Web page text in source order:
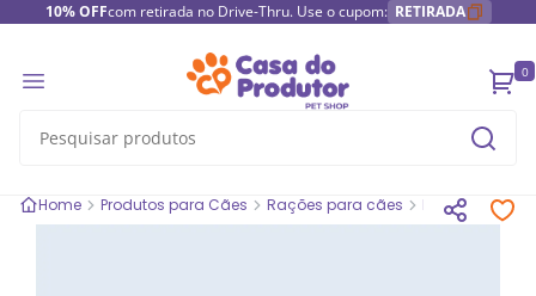
10% OFFcom retirada no Drive-Thru. Use o cupom: RETIRADA
0
Home Produtos para Cães Rações para cães Rações secas